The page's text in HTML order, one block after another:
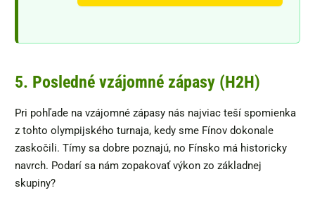
5. Posledné vzájomné zápasy (H2H)
Pri pohľade na vzájomné zápasy nás najviac teší spomienka
z tohto olympijského turnaja, kedy sme Fínov dokonale
zaskočili. Tímy sa dobre poznajú, no Fínsko má historicky
navrch. Podarí sa nám zopakovať výkon zo základnej
skupiny?